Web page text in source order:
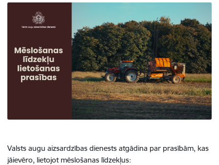
Valsts augu aizsardzības dienests atgādina par prasībām, kas
jāievēro, lietojot mēslošanas līdzekļus: